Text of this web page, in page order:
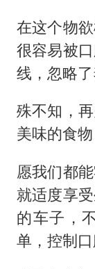
在这个物
很容易被
线，忽略了
殊不知，
美味的食
愿我们都
就适度享
的车子，
单，控制口